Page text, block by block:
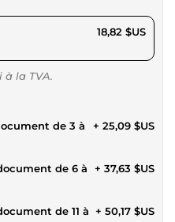
$US 18,82 $US
à la TVA.
de 3 à
+ 25,09 $US
de 6 à
+ 37,63 $US
de 11 à + 50,17 $US